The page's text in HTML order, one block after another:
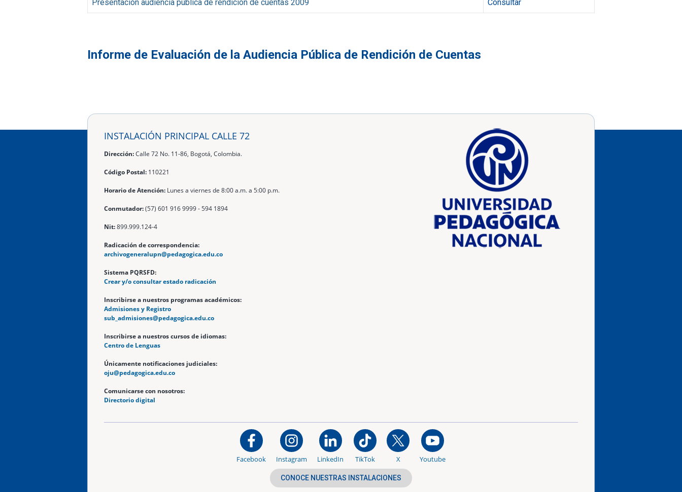
Presentación audiencia pública de rendición de cuentas 2009 Consultar
Informe de Evaluación de la Audiencia Pública de Rendición de Cuentas
INSTALACIÓN PRINCIPAL CALLE 72
Dirección:Calle 72 No. 11-86, Bogotá, Colombia.
Código Postal: 110221
Horario de Atención: Lunes a viernes de 8:00 a.m. a 5:00 p.m.
Conmutador:(57) 601 916 9999 - 594 1894
Nit:899.999.124-4
Radicación de correspondencia:
archivogeneralupn@pedagogica.edu.co
Sistema PQRSFD:
Crear y/o consultar estado radicación
Inscribirse a nuestros programas académicos:
Admisiones y Registro
sub_admisiones@pedagogica.edu.co
Inscribirse a nuestros cursos de idiomas:
Centro de Lenguas
Únicamente notificaciones judiciales:
oju@pedagogica.edu.co
Comunicarse con nosotros:
Directorio digital
Facebook Instagram LinkedIn TikTok X Youtube
CONOCE NUESTRAS INSTALACIONES